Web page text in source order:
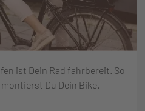
ist Dein Rad fahrbereit. So
Du Dein Bike.